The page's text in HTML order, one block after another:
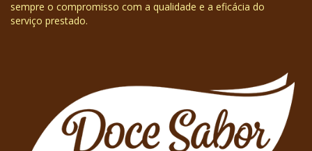
sempre o compromisso com a qualidade e a eficácia do
serviço prestado.